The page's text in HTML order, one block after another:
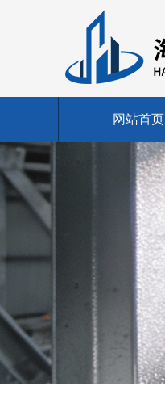
网站首页